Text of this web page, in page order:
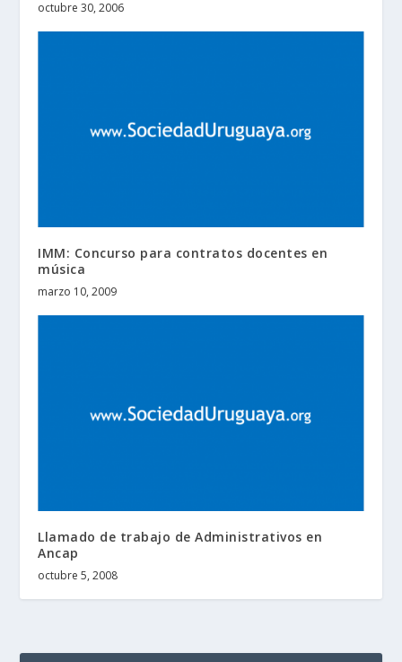
octubre 30, 2006
IMM: Concurso para contratos docentes en
música
marzo 10, 2009
Llamado de trabajo de Administrativos en
Ancap
octubre 5, 2008